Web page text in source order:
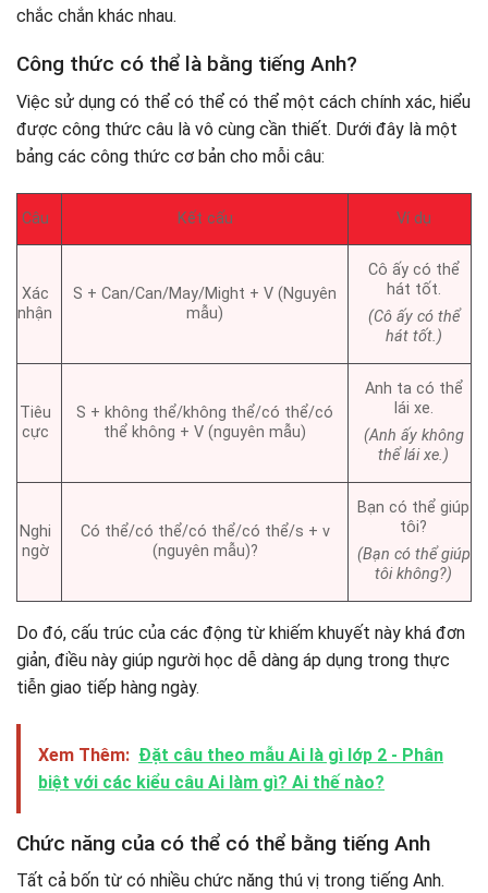
chắc chắn khác nhau.
Công thức có thể là bằng tiếng Anh?
Việc sử dụng có thể có thể có thể một cách chính xác, hiểu
được công thức câu là vô cùng cần thiết. Dưới đây là một
bảng các công thức cơ bản cho mỗi câu:
Câu Kết cấu Ví dụ
Xác
nhận
S + Can/Can/May/Might + V (Nguyên
mẫu)
Cô ấy có thể
hát tốt.
(Cô ấy có thể
hát tốt.)
Tiêu
cực
S + không thể/không thể/có thể/có
thể không + V (nguyên mẫu)
Anh ta có thể
lái xe.
(Anh ấy không
thể lái xe.)
Nghi
ngờ
Có thể/có thể/có thể/có thể/s + v
(nguyên mẫu)?
Bạn có thể giúp
tôi?
(Bạn có thể giúp
tôi không?)
Do đó, cấu trúc của các động từ khiếm khuyết này khá đơn
giản, điều này giúp người học dễ dàng áp dụng trong thực
tiễn giao tiếp hàng ngày.
Xem Thêm: Đặt câu theo mẫu Ai là gì lớp 2 - Phân
biệt với các kiểu câu Ai làm gì? Ai thế nào?
Chức năng của có thể có thể bằng tiếng Anh
Tất cả bốn từ có nhiều chức năng thú vị trong tiếng Anh.